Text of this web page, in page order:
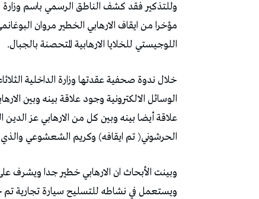
وللتذكير فقد كشف الناطق الرسمي باسم وزارة
مؤخرا من ايقاف الارهابي الخطير مروان
اللوجيستي للخلايا الارهابية المتحصنة بالجبال.
الوسائل الالكترونية وجود علاقة بينه وبين
علاقة أيضا بينه وبين كل من الارهابي عز
الحرشوني( تم ايقافه) وكريم الشعشوعي والذي
وبينت الأبحاث ان الارهابي خطير جدا ويشرف
ويستعمل في نشاطه للتسليح سيارة تجارية